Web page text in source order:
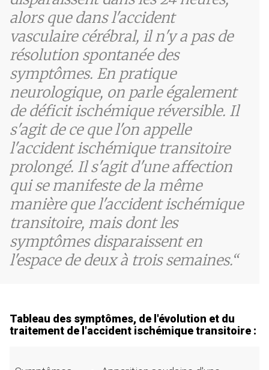
alors que dans l'accident
vasculaire cérébral, il n'y a pas de
résolution spontanée des
symptômes. En pratique
neurologique, on parle également
de déficit ischémique réversible. Il
s'agit de ce que l'on appelle
l'accident ischémique transitoire
prolongé. Il s'agit d'une affection
qui se manifeste de la même
manière que l'accident ischémique
transitoire, mais dont les
symptômes disparaissent en
l'espace de deux à trois semaines.
Tableau des symptômes, de l'évolution et du
traitement de l'accident ischémique transitoire :